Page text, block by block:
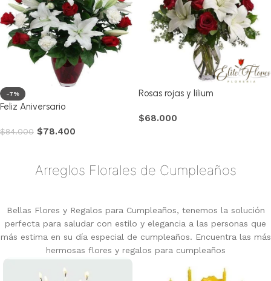
-7%
Feliz Aniversario
$84.000 $78.400
Rosas rojas y lilium
$68.000
Arreglos Florales de Cumpleaños
Bellas Flores y Regalos para Cumpleaños, tenemos la solución
perfecta para saludar con estilo y elegancia a las personas que
más estima en su día especial de cumpleaños. Encuentra las más
hermosas flores y regalos para cumpleaños